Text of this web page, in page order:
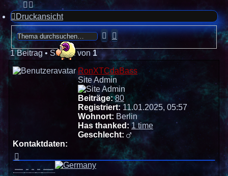
Druckansicht
Suche
Erweiterte
Suche
1 Beitrag • Seite1 von 1
RonXTCdaBass
Site Admin
Beiträge: 80
Registriert: 11.01.2025, 05:57
Wohnort: Berlin
Has thanked: 1 time
Geschlecht:
Kontaktdaten:
Kontaktdaten
von
RonXTCdaBass